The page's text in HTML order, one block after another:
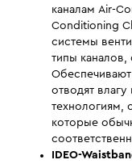
каналам Air-
Conditioning
системы
типы
отводят
технологиям,
которые
IDEO-